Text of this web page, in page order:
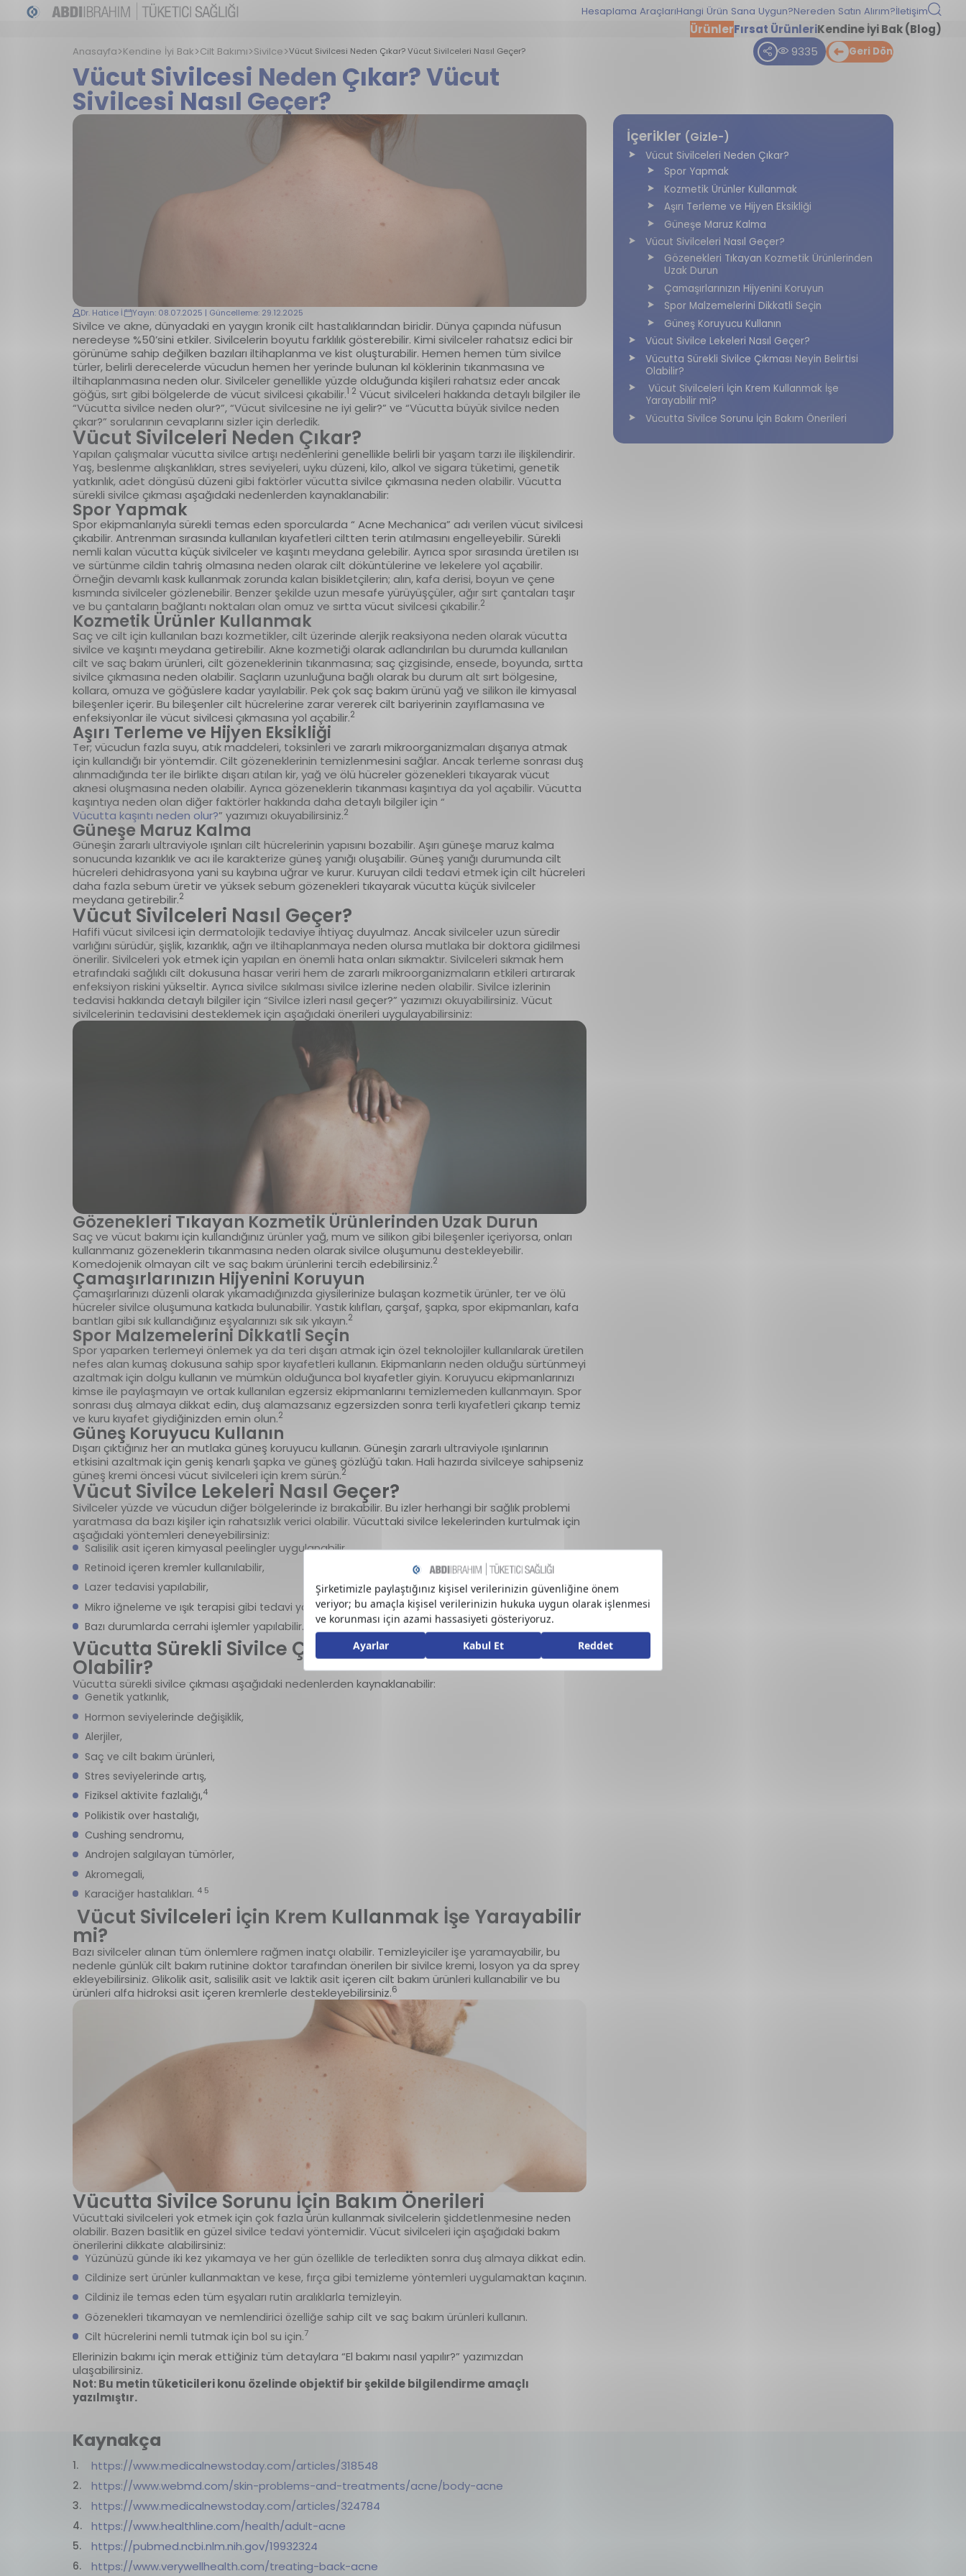
Hesaplama AraçlarıHangi Ürün Sana Uygun?Nereden Satın Alırım?İletişim
ÜrünlerFırsat ÜrünleriKendine İyi Bak (Blog)
Anasayfa Kendine İyi Bak Cilt Bakımı Sivilce Vücut Sivilcesi Neden Çıkar? Vücut Sivilceleri Nasıl Geçer? 9335 Geri Dön
Vücut Sivilcesi Neden Çıkar? Vücut
Sivilcesi Nasıl Geçer?
Dr. Hatice İ. Yayın: 08.07.2025 | Güncelleme: 29.12.2025
Sivilce ve akne, dünyadaki en yaygın kronik cilt hastalıklarından biridir. Dünya çapında nüfusun
neredeyse %50’sini etkiler. Sivilcelerin boyutu farklılık gösterebilir. Kimi sivilceler rahatsız edici bir
görünüme sahip değilken bazıları iltihaplanma ve kist oluşturabilir. Hemen hemen tüm sivilce
türler, belirli derecelerde vücudun hemen her yerinde bulunan kıl köklerinin tıkanmasına ve
iltihaplanmasına neden olur. Sivilceler genellikle yüzde olduğunda kişileri rahatsız eder ancak
göğüs, sırt gibi bölgelerde de vücut sivilcesi çıkabilir.1 2 Vücut sivilceleri hakkında detaylı bilgiler ile
“Vücutta sivilce neden olur?”, “Vücut sivilcesine ne iyi gelir?” ve “Vücutta büyük sivilce neden
çıkar?” sorularının cevaplarını sizler için derledik.
Vücut Sivilceleri Neden Çıkar?
Yapılan çalışmalar vücutta sivilce artışı nedenlerini genellikle belirli bir yaşam tarzı ile ilişkilendirir.
Yaş, beslenme alışkanlıkları, stres seviyeleri, uyku düzeni, kilo, alkol ve sigara tüketimi, genetik
yatkınlık, adet döngüsü düzeni gibi faktörler vücutta sivilce çıkmasına neden olabilir. Vücutta
sürekli sivilce çıkması aşağıdaki nedenlerden kaynaklanabilir:
Spor Yapmak
Spor ekipmanlarıyla sürekli temas eden sporcularda “ Acne Mechanica” adı verilen vücut sivilcesi
çıkabilir. Antrenman sırasında kullanılan kıyafetleri ciltten terin atılmasını engelleyebilir. Sürekli
nemli kalan vücutta küçük sivilceler ve kaşıntı meydana gelebilir. Ayrıca spor sırasında üretilen ısı
ve sürtünme cildin tahriş olmasına neden olarak cilt döküntülerine ve lekelere yol açabilir.
Örneğin devamlı kask kullanmak zorunda kalan bisikletçilerin; alın, kafa derisi, boyun ve çene
kısmında sivilceler gözlenebilir. Benzer şekilde uzun mesafe yürüyüşçüler, ağır sırt çantaları taşır
ve bu çantaların bağlantı noktaları olan omuz ve sırtta vücut sivilcesi çıkabilir.2
Kozmetik Ürünler Kullanmak
Saç ve cilt için kullanılan bazı kozmetikler, cilt üzerinde alerjik reaksiyona neden olarak vücutta
sivilce ve kaşıntı meydana getirebilir. Akne kozmetiği olarak adlandırılan bu durumda kullanılan
cilt ve saç bakım ürünleri, cilt gözeneklerinin tıkanmasına; saç çizgisinde, ensede, boyunda, sırtta
sivilce çıkmasına neden olabilir. Saçların uzunluğuna bağlı olarak bu durum alt sırt bölgesine,
kollara, omuza ve göğüslere kadar yayılabilir. Pek çok saç bakım ürünü yağ ve silikon ile kimyasal
bileşenler içerir. Bu bileşenler cilt hücrelerine zarar vererek cilt bariyerinin zayıflamasına ve
enfeksiyonlar ile vücut sivilcesi çıkmasına yol açabilir.2
Aşırı Terleme ve Hijyen Eksikliği
Ter; vücudun fazla suyu, atık maddeleri, toksinleri ve zararlı mikroorganizmaları dışarıya atmak
için kullandığı bir yöntemdir. Cilt gözeneklerinin temizlenmesini sağlar. Ancak terleme sonrası duş
alınmadığında ter ile birlikte dışarı atılan kir, yağ ve ölü hücreler gözenekleri tıkayarak vücut
aknesi oluşmasına neden olabilir. Ayrıca gözeneklerin tıkanması kaşıntıya da yol açabilir. Vücutta
kaşıntıya neden olan diğer faktörler hakkında daha detaylı bilgiler için “
Vücutta kaşıntı neden olur?” yazımızı okuyabilirsiniz.2
Güneşe Maruz Kalma
Güneşin zararlı ultraviyole ışınları cilt hücrelerinin yapısını bozabilir. Aşırı güneşe maruz kalma
sonucunda kızarıklık ve acı ile karakterize güneş yanığı oluşabilir. Güneş yanığı durumunda cilt
hücreleri dehidrasyona yani su kaybına uğrar ve kurur. Kuruyan cildi tedavi etmek için cilt hücreleri
daha fazla sebum üretir ve yüksek sebum gözenekleri tıkayarak vücutta küçük sivilceler
meydana getirebilir.2
Vücut Sivilceleri Nasıl Geçer?
Hafifi vücut sivilcesi için dermatolojik tedaviye ihtiyaç duyulmaz. Ancak sivilceler uzun süredir
varlığını sürüdür, şişlik, kızarıklık, ağrı ve iltihaplanmaya neden olursa mutlaka bir doktora gidilmesi
önerilir. Sivilceleri yok etmek için yapılan en önemli hata onları sıkmaktır. Sivilceleri sıkmak hem
etrafındaki sağlıklı cilt dokusuna hasar veriri hem de zararlı mikroorganizmaların etkileri artırarak
enfeksiyon riskini yükseltir. Ayrıca sivilce sıkılması sivilce izlerine neden olabilir. Sivilce izlerinin
tedavisi hakkında detaylı bilgiler için “Sivilce izleri nasıl geçer?” yazımızı okuyabilirsiniz. Vücut
sivilcelerinin tedavisini desteklemek için aşağıdaki önerileri uygulayabilirsiniz:
Gözenekleri Tıkayan Kozmetik Ürünlerinden Uzak Durun
Saç ve vücut bakımı için kullandığınız ürünler yağ, mum ve silikon gibi bileşenler içeriyorsa, onları
kullanmanız gözeneklerin tıkanmasına neden olarak sivilce oluşumunu destekleyebilir.
Komedojenik olmayan cilt ve saç bakım ürünlerini tercih edebilirsiniz.2
Çamaşırlarınızın Hijyenini Koruyun
Çamaşırlarınızı düzenli olarak yıkamadığınızda giysilerinize bulaşan kozmetik ürünler, ter ve ölü
hücreler sivilce oluşumuna katkıda bulunabilir. Yastık kılıfları, çarşaf, şapka, spor ekipmanları, kafa
bantları gibi sık kullandığınız eşyalarınızı sık sık yıkayın.2
Spor Malzemelerini Dikkatli Seçin
Spor yaparken terlemeyi önlemek ya da teri dışarı atmak için özel teknolojiler kullanılarak üretilen
nefes alan kumaş dokusuna sahip spor kıyafetleri kullanın. Ekipmanların neden olduğu sürtünmeyi
azaltmak için dolgu kullanın ve mümkün olduğunca bol kıyafetler giyin. Koruyucu ekipmanlarınızı
kimse ile paylaşmayın ve ortak kullanılan egzersiz ekipmanlarını temizlemeden kullanmayın. Spor
sonrası duş almaya dikkat edin, duş alamazsanız egzersizden sonra terli kıyafetleri çıkarıp temiz
ve kuru kıyafet giydiğinizden emin olun.2
Güneş Koruyucu Kullanın
Dışarı çıktığınız her an mutlaka güneş koruyucu kullanın. Güneşin zararlı ultraviyole ışınlarının
etkisini azaltmak için geniş kenarlı şapka ve güneş gözlüğü takın. Hali hazırda sivilceye sahipseniz
güneş kremi öncesi vücut sivilceleri için krem sürün.2
Vücut Sivilce Lekeleri Nasıl Geçer?
Sivilceler yüzde ve vücudun diğer bölgelerinde iz bırakabilir. Bu izler herhangi bir sağlık problemi
yaratmasa da bazı kişiler için rahatsızlık verici olabilir. Vücuttaki sivilce lekelerinden kurtulmak için
aşağıdaki yöntemleri deneyebilirsiniz:
Salisilik asit içeren kimyasal peelingler uygulanabilir,
Retinoid içeren kremler kullanılabilir,
Lazer tedavisi yapılabilir,
Mikro iğneleme ve ışık terapisi gibi tedavi yöntemleri uygulanabilir,
Bazı durumlarda cerrahi işlemler yapılabilir.
Vücutta Sürekli Sivilce Çıkması Neyin Belirtisi
Olabilir?
Vücutta sürekli sivilce çıkması aşağıdaki nedenlerden kaynaklanabilir:
Genetik yatkınlık,
Hormon seviyelerinde değişiklik,
Alerjiler,
Saç ve cilt bakım ürünleri,
Stres seviyelerinde artış,
Fiziksel aktivite fazlalığı,4
Polikistik over hastalığı,
Cushing sendromu,
Androjen salgılayan tümörler,
Akromegali,
Karaciğer hastalıkları. 4 5
Vücut Sivilceleri İçin Krem Kullanmak İşe Yarayabilir
mi?
Bazı sivilceler alınan tüm önlemlere rağmen inatçı olabilir. Temizleyiciler işe yaramayabilir, bu
nedenle günlük cilt bakım rutinine doktor tarafından önerilen bir sivilce kremi, losyon ya da sprey
ekleyebilirsiniz. Glikolik asit, salisilik asit ve laktik asit içeren cilt bakım ürünleri kullanabilir ve bu
ürünleri alfa hidroksi asit içeren kremlerle destekleyebilirsiniz.6
Vücutta Sivilce Sorunu İçin Bakım Önerileri
Vücuttaki sivilceleri yok etmek için çok fazla ürün kullanmak sivilcelerin şiddetlenmesine neden
olabilir. Bazen basitlik en güzel sivilce tedavi yöntemidir. Vücut sivilceleri için aşağıdaki bakım
önerilerini dikkate alabilirsiniz:
Yüzünüzü günde iki kez yıkamaya ve her gün özellikle de terledikten sonra duş almaya dikkat edin.
Cildinize sert ürünler kullanmaktan ve kese, fırça gibi temizleme yöntemleri uygulamaktan kaçının.
Cildiniz ile temas eden tüm eşyaları rutin aralıklarla temizleyin.
Gözenekleri tıkamayan ve nemlendirici özelliğe sahip cilt ve saç bakım ürünleri kullanın.
Cilt hücrelerini nemli tutmak için bol su için.7
Ellerinizin bakımı için merak ettiğiniz tüm detaylara “El bakımı nasıl yapılır?” yazımızdan
ulaşabilirsiniz.
Not: Bu metin tüketicileri konu özelinde objektif bir şekilde bilgilendirme amaçlı
yazılmıştır.
İçerikler (Gizle-)
Vücut Sivilceleri Neden Çıkar?
Spor Yapmak
Kozmetik Ürünler Kullanmak
Aşırı Terleme ve Hijyen Eksikliği
Güneşe Maruz Kalma
Vücut Sivilceleri Nasıl Geçer?
Gözenekleri Tıkayan Kozmetik Ürünlerinden
Uzak Durun
Çamaşırlarınızın Hijyenini Koruyun
Spor Malzemelerini Dikkatli Seçin
Güneş Koruyucu Kullanın
Vücut Sivilce Lekeleri Nasıl Geçer?
Vücutta Sürekli Sivilce Çıkması Neyin Belirtisi
Olabilir?
Vücut Sivilceleri İçin Krem Kullanmak İşe
Yarayabilir mi?
Vücutta Sivilce Sorunu İçin Bakım Önerileri
Kaynakça
https://www.medicalnewstoday.com/articles/318548
https://www.webmd.com/skin-problems-and-treatments/acne/body-acne
https://www.medicalnewstoday.com/articles/324784
https://www.healthline.com/health/adult-acne
https://pubmed.ncbi.nlm.nih.gov/19932324
https://www.verywellhealth.com/treating-back-acne